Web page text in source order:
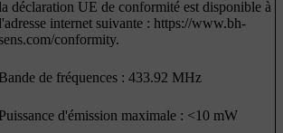
la déclaration UE de conformité est disponible à
l'adresse internet suivante : https://www.bh-
conformity.
Bande de fréquences : 433.92 MHz
Puissance d'émission maximale : <10 mW